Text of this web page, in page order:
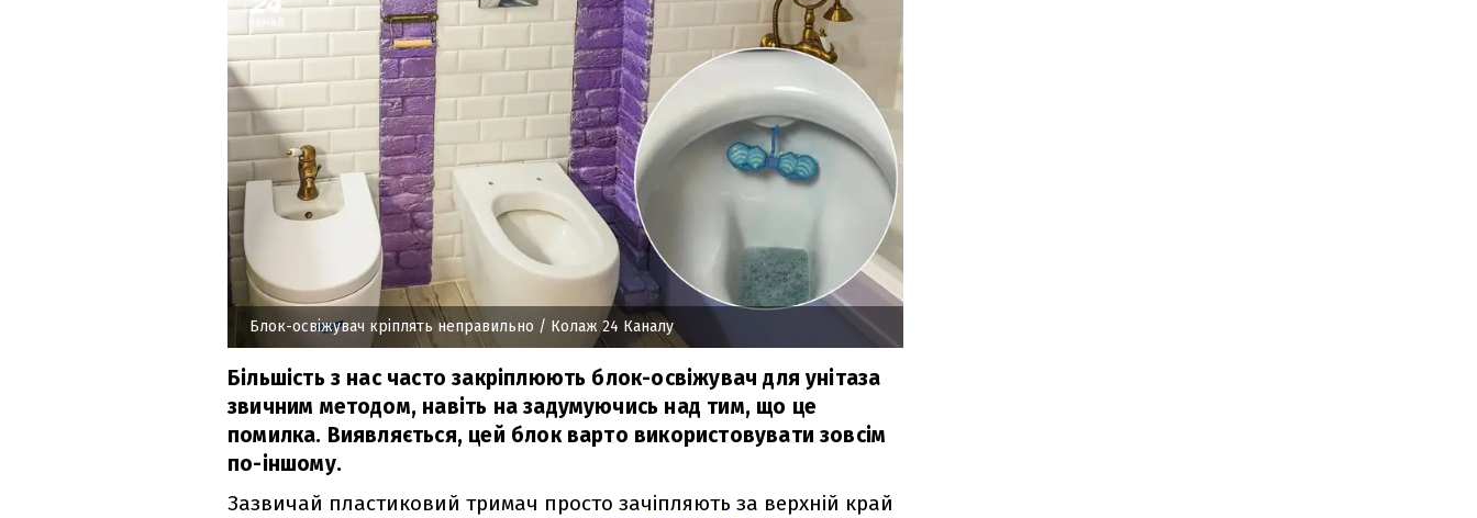
Блок-освіжувач кріплять неправильно / Колаж 24 Каналу
Більшість з нас часто закріплюють блок-освіжувач для унітаза
звичним методом, навіть на задумуючись над тим, що це
помилка. Виявляється, цей блок варто використовувати зовсім
по-іншому.
Зазвичай пластиковий тримач просто зачіпляють за верхній край